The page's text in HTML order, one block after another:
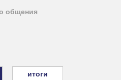
общения
итоги